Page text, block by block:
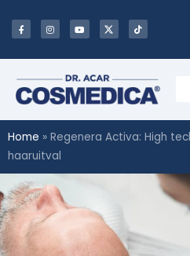
Home » Regenera Activa: High
haaruitval